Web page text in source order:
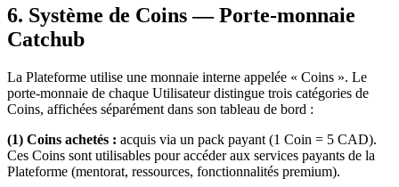
6. Système de Coins — Porte-monnaie
Catchub
La Plateforme utilise une monnaie interne appelée « Coins ». Le
porte-monnaie de chaque Utilisateur distingue trois catégories de
Coins, affichées séparément dans son tableau de bord :
(1) Coins achetés : acquis via un pack payant (1 Coin = 5 CAD).
Ces Coins sont utilisables pour accéder aux services payants de la
Plateforme (mentorat, ressources, fonctionnalités premium).